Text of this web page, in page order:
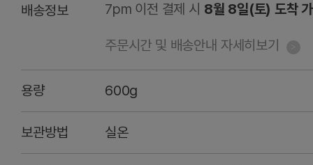
배송정보 7pm 이전 결제 시 8월 8일(토) 도착
주문시간 및 배송안내 자세히보기
용량 600g
보관방법 실온